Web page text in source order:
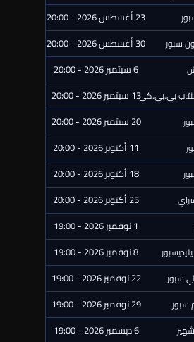
23 أغسطس 2026 - 20:00
سبور 30 أغسطس 2026 - 20:00
6 سبتمبر 2026 - 20:00
بي.بي.كي.13 سبتمبر 2026 - 20:00
20 سبتمبر 2026 - 20:00
11 أكتوبر 2026 - 20:00
18 أكتوبر 2026 - 20:00
25 أكتوبر 2026 - 20:00
1 نوفمبر 2026 - 19:00
8 نوفمبر 2026 - 19:00
سبور 22 نوفمبر 2026 - 19:00
سبور 29 نوفمبر 2026 - 19:00
6 ديسمبر 2026 - 19:00